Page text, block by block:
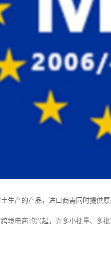
生产的产品，进口商需同时提供
跨境电商的兴起，许多小批量、多